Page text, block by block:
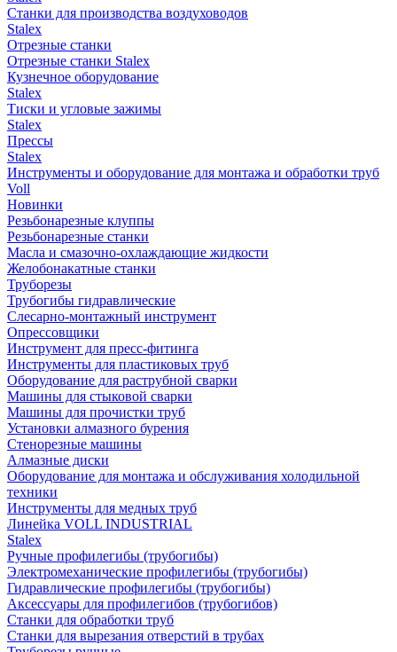
Станки для производства воздуховодов
Stalex
Отрезные станки
Отрезные станки Stalex
Кузнечное оборудование
Stalex
Тиски и угловые зажимы
Stalex
Прессы
Stalex
Инструменты и оборудование для монтажа и обработки труб
Voll
Новинки
Резьбонарезные клуппы
Резьбонарезные станки
Масла и смазочно-охлаждающие жидкости
Желобонакатные станки
Труборезы
Трубогибы гидравлические
Слесарно-монтажный инструмент
Опрессовщики
Инструмент для пресс-фитинга
Инструменты для пластиковых труб
Оборудование для раструбной сварки
Машины для стыковой сварки
Машины для прочистки труб
Установки алмазного бурения
Стенорезные машины
Алмазные диски
Оборудование для монтажа и обслуживания холодильной
техники
Инструменты для медных труб
Линейка VOLL INDUSTRIAL
Stalex
Ручные профилегибы (трубогибы)
Электромеханические профилегибы (трубогибы)
Гидравлические профилегибы (трубогибы)
Аксессуары для профилегибов (трубогибов)
Станки для обработки труб
Станки для вырезания отверстий в трубах